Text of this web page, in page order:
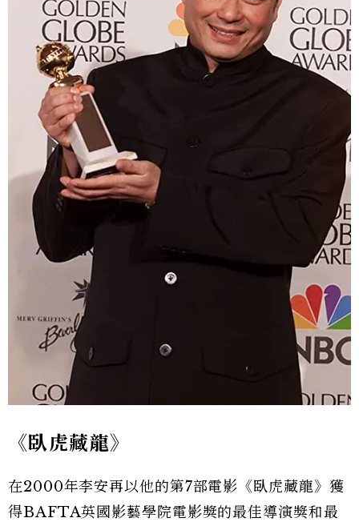
《臥虎藏龍》
在2000年李安再以他的第7部電影《臥虎藏龍》獲
得BAFTA英國影藝學院電影獎的最佳導演獎和最